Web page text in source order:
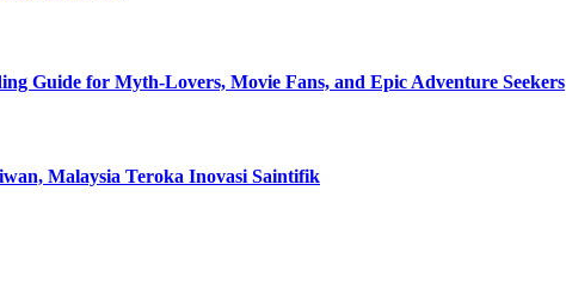
Guide for Myth-Lovers, Movie Fans, and Epic Adventure Seekers
Malaysia Teroka Inovasi Saintifik